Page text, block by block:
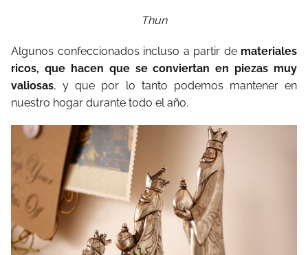
Thun
Algunos confeccionados incluso a partir de materiales
ricos, que hacen que se conviertan en piezas muy
valiosas, y que por lo tanto podemos mantener en
nuestro hogar durante todo el año.